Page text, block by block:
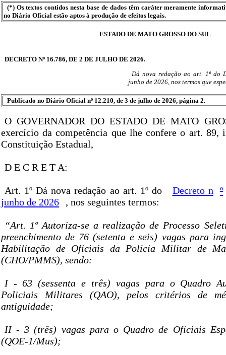
(*) Os textos contidos nesta base de dados têm caráter meramente
no Diário Oficial estão aptos à produção de efeitos legais.
ESTADO DE MATO GROSSO DO SUL
DECRETO Nº 16.786, DE 2 DE JULHO DE 2026.
Dá nova redação ao art. 1º do
junho de 2026, nos termos que
Publicado no Diário Oficial nº 12.210, de 3 de julho de 2026, página 2.
O GOVERNADOR DO ESTADO DE MATO
exercício da competência que lhe confere o art.
Constituição Estadual,
D E C R E T A:
Art. 1º Dá nova redação ao art. 1º do Decreto n
º
junho de 2026
, nos seguintes termos:
“Art. 1º Autoriza-se a realização de Processo
preenchimento de 76 (setenta e seis) vagas para
Habilitação de Oficiais da Polícia Militar de
(CHO/PMMS), sendo:
I - 63 (sessenta e três) vagas para o Quadro
Policiais Militares (QAO), pelos critérios de
antiguidade;
II - 3 (três) vagas para o Quadro de Oficiais
(QOE-1/Mus);